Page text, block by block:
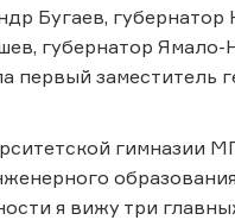
Бугаев,
губернатор
первый заместитель
гимназии
я вижу три